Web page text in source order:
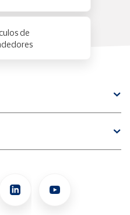
de